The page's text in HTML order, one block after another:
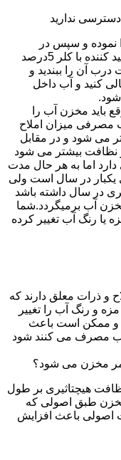
ندارید
نموده و سپس در
100لیتر آب یک قاشق چای خوری مایع سفید کننده با کلر 5درصد
بریزید و در مدت 12 ساعت درب آن را ببندید و
کنید و آب داخل
باید مخزن آب را
مصرفی میزان املاح
می شود و در مقابل
نظافت بیشتر می شود
دارد اما به هر حال مدت
در سال است ولی
در سال داشته باشد
آب برمیگردد.شما
یا رنگ آب تغییر کرده
و ذرات معلق دارند که
و رنگ آب را تغییر
و ممکن است باعث
آب مصرف می کنند شود
مخزن می شود؟
هیچتاثیری بر طول
طبق اصولی که
اصولی باعث افزایش